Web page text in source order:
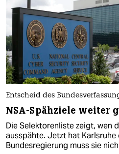
Entscheid des
NSA-Spähziele weiter
Die Selektorenliste zeigt, wen
ausspähte. Jetzt hat Karlsruhe
Bundesregierung muss sie